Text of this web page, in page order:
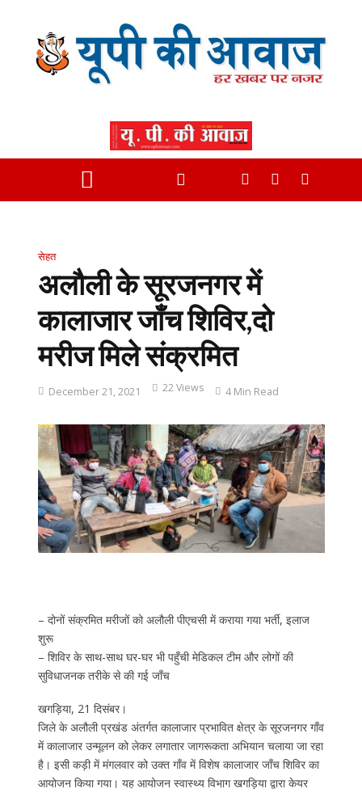
सेहत
अलौली के सूरजनगर में
कालाजार जाँच शिविर,दो
मरीज मिले संक्रमित
December 21, 2021 22 Views 4 Min Read
– दोनों संक्रमित मरीजों को अलौली पीएचसी में कराया गया भर्ती, इलाज
शुरू
– शिविर के साथ-साथ घर-घर भी पहुँची मेडिकल टीम और लोगों की
सुविधाजनक तरीके से की गई जाँच
खगड़िया, 21 दिसंबर।
जिले के अलौली प्रखंड अंतर्गत कालाजार प्रभावित क्षेत्र के सूरजनगर गाँव
में कालाजार उन्मूलन को लेकर लगातार जागरूकता अभियान चलाया जा रहा
है। इसी कड़ी में मंगलवार को उक्त गाँव में विशेष कालाजार जाँच शिविर का
आयोजन किया गया। यह आयोजन स्वास्थ्य विभाग खगड़िया द्वारा केयर